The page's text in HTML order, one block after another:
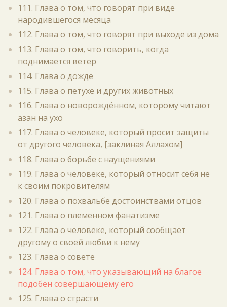
111. Глава о том, что говорят при виде
народившегося месяца
112. Глава о том, что говорят при выходе из дома
113. Глава о том, что говорить, когда
поднимается ветер
114. Глава о дожде
115. Глава о петухе и других животных
116. Глава о новорождённом, которому читают
азан на ухо
117. Глава о человеке, который просит защиты
от другого человека, [заклиная Аллахом]
118. Глава о борьбе с наущениями
119. Глава о человеке, который относит себя не
к своим покровителям
120. Глава о похвальбе достоинствами отцов
121. Глава о племенном фанатизме
122. Глава о человеке, который сообщает
другому о своей любви к нему
123. Глава о совете
124. Глава о том, что указывающий на благое
подобен совершающему его
125. Глава о страсти